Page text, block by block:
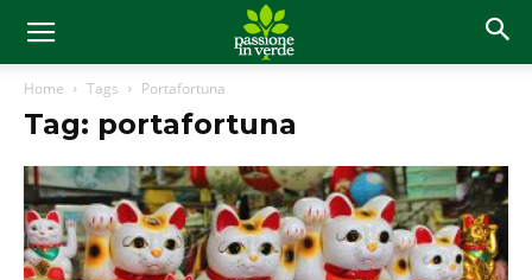
Home Tags Portafortuna
Tag: portafortuna